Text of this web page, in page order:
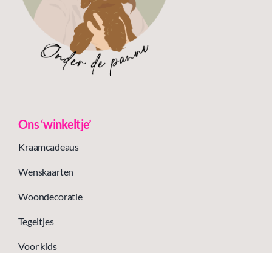
Ons ‘winkeltje’
Kraamcadeaus
Wenskaarten
Woondecoratie
Tegeltjes
Voor kids